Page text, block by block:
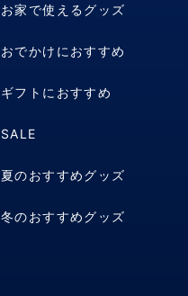
お家で使えるグッズ
おでかけにおすすめ
ギフトにおすすめ
SALE
夏のおすすめグッズ
冬のおすすめグッズ